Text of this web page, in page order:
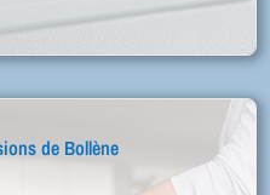
de Bollène